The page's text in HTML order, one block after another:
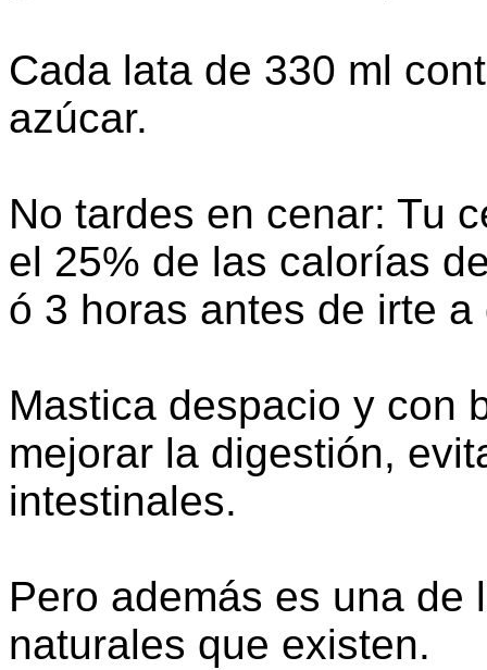
Cada lata de 330 ml
azúcar.
No tardes en cenar: Tu
el 25% de las calorías
ó 3 horas antes de irte a
Mastica despacio y con
mejorar la digestión,
intestinales.
Pero además es una de
naturales que existen.